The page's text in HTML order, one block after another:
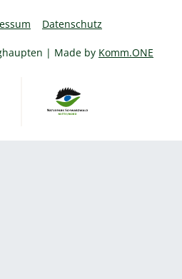
Datenschutz
| Made by Komm.ONE